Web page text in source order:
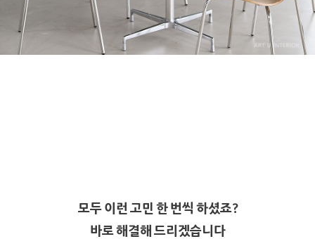
모두 이런 고민 한 번씩 하셨죠?
바로 해결해 드리겠습니다